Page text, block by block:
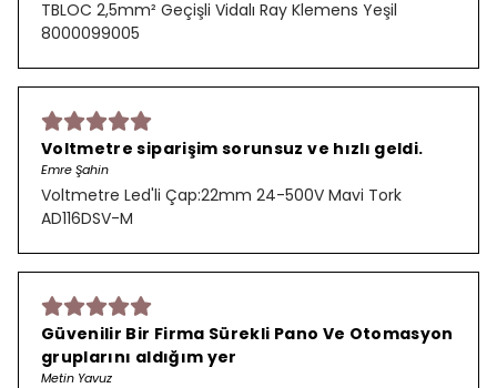
TBLOC 2,5mm² Geçişli Vidalı Ray Klemens Yeşil
8000099005
Voltmetre siparişim sorunsuz ve hızlı geldi.
Emre Şahin
Voltmetre Led'li Çap:22mm 24-500V Mavi Tork
AD116DSV-M
Güvenilir Bir Firma Sürekli Pano Ve Otomasyon
gruplarını aldığım yer
Metin Yavuz